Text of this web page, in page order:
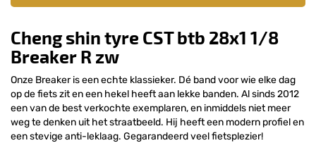
Cheng shin tyre CST btb 28x1 1/8
Breaker R zw
Onze Breaker is een echte klassieker. Dé band voor wie elke dag
op de fiets zit en een hekel heeft aan lekke banden. Al sinds 2012
een van de best verkochte exemplaren, en inmiddels niet meer
weg te denken uit het straatbeeld. Hij heeft een modern profiel en
een stevige anti-leklaag. Gegarandeerd veel fietsplezier!